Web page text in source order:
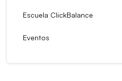
Escuela ClickBalance
Eventos